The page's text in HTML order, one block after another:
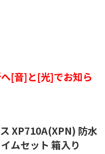
[音]と[光]でお知ら
XP710A(XPN) 防水
ムセット 箱入り